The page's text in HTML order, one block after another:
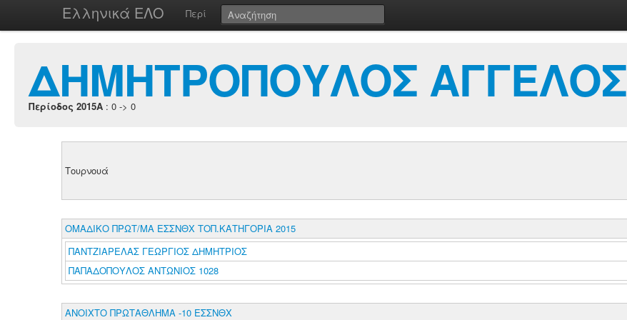
Ελληνικά ΕΛΟ Περί
ΔΗΜΗΤΡΟΠΟΥΛΟΣ ΑΓΓΕΛΟΣ
Περίοδος 2015A : 0 -> 0
Τουρνουά
ΟΜΑΔΙΚΟ ΠΡΩΤ/ΜΑ ΕΣΣΝΘΧ ΤΟΠ.ΚΑΤΗΓΟΡΙΑ 2015
ΠΑΝΤΖΙΑΡΕΛΑΣ ΓΕΩΡΓΙΟΣ ΔΗΜΗΤΡΙΟΣ
ΠΑΠΑΔΟΠΟΥΛΟΣ ΑΝΤΩΝΙΟΣ 1028
ΑΝΟΙΧΤΟ ΠΡΩΤΑΘΛΗΜΑ -10 ΕΣΣΝΘΧ